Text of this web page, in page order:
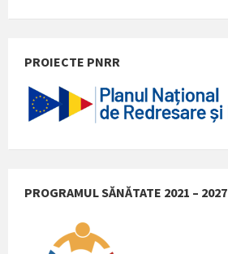
PROIECTE PNRR
PROGRAMUL SĂNĂTATE 2021 – 2027